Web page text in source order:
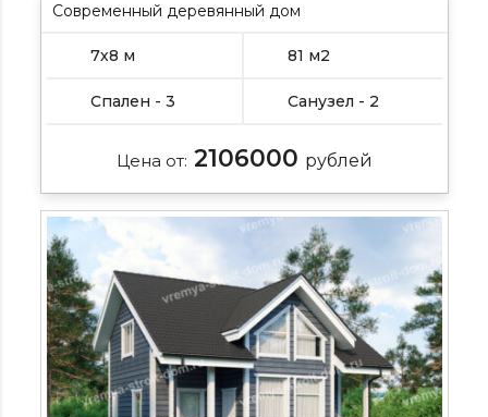
Современный деревянный дом
7х8 м 81 м2
Спален - 3 Санузел - 2
Цена от: 2106000 рублей